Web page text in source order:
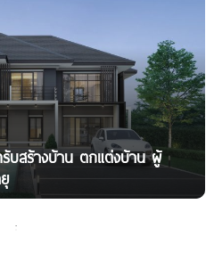
บสร้างบ้าน ตกแต่งบ้าน ผู้